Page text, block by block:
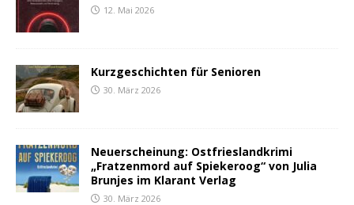
12. Mai 2026
Kurzgeschichten für Senioren
30. März 2026
Neuerscheinung: Ostfrieslandkrimi
„Fratzenmord auf Spiekeroog“ von Julia
Brunjes im Klarant Verlag
30. März 2026